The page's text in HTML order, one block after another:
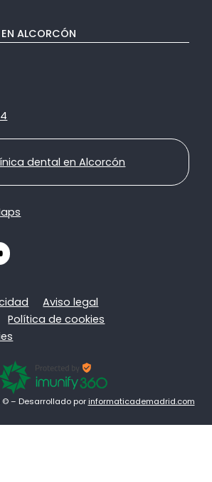
ALCORCÓN
dental en Alcorcón
Aviso legal
Política de cookies
– Desarrollado porinformaticademadrid.com